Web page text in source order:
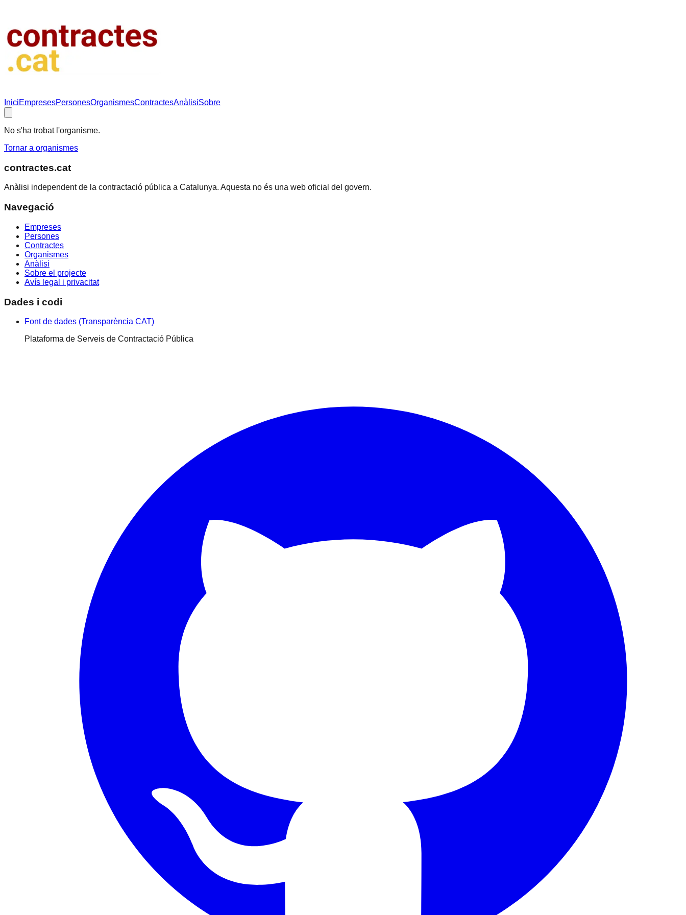
IniciEmpresesPersonesOrganismesContractesAnàlisiSobre
No s'ha trobat l'organisme.
Tornar a organismes
contractes.cat
Anàlisi independent de la contractació pública a Catalunya. Aquesta no és una web oficial del govern.
Navegació
Empreses
Persones
Contractes
Organismes
Anàlisi
Sobre el projecte
Avís legal i privacitat
Dades i codi
Font de dades (Transparència CAT)
Plataforma de Serveis de Contractació Pública